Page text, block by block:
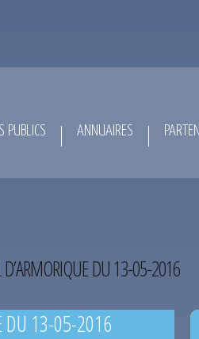
PUBLICS ANNUAIRES
D’ARMORIQUE DU 13-05-2016
DU 13-05-2016